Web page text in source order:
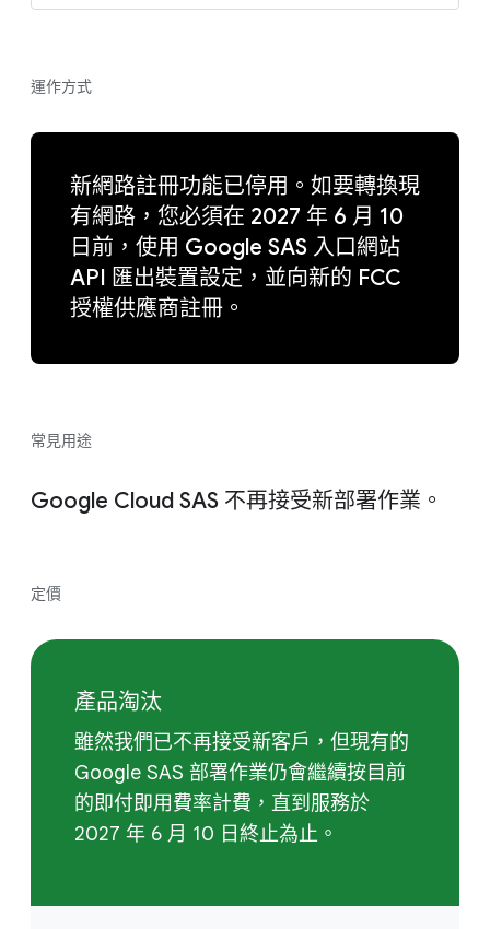
運作方式
新網路註冊功能已停用。如要轉換現
有網路，您必須在 2027 年 6 月 10
日前，使用 Google SAS 入口網站
API 匯出裝置設定，並向新的 FCC
授權供應商註冊。
常見用途
Google Cloud SAS 不再接受新部署作業。
定價
產品淘汰
雖然我們已不再接受新客戶，但現有的
Google SAS 部署作業仍會繼續按目前
的即付即用費率計費，直到服務於
2027 年 6 月 10 日終止為止。